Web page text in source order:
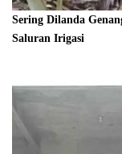
Sering Dilanda
Saluran Irigasi